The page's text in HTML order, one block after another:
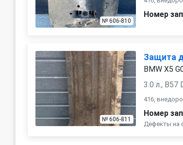
№ 606-810
Номер
№ 606-811
Защита
BMW X5
3.0 л., B57
416,
Номер
Дефекты на